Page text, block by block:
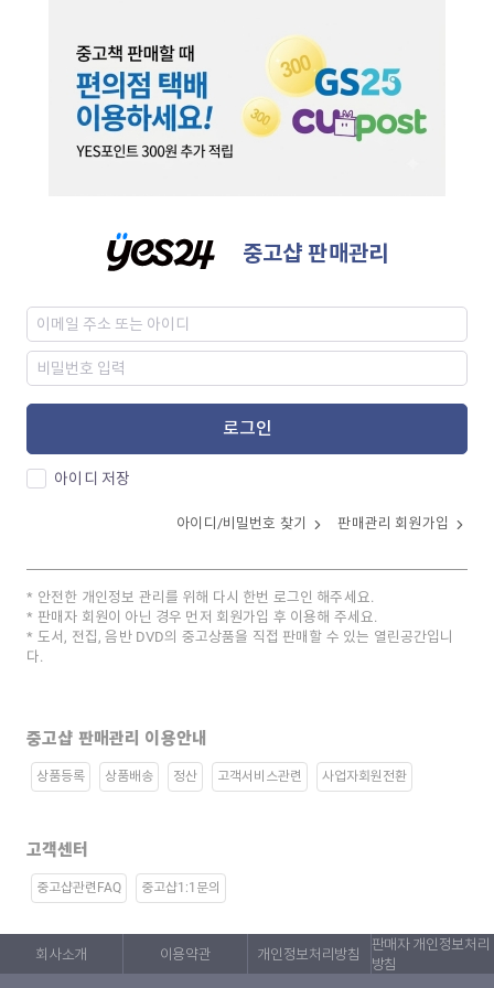
중고샵 판매관리
로그인
아이디 저장
아이디/비밀번호 찾기 판매관리 회원가입
안전한 개인정보 관리를 위해 다시 한번 로그인 해주세요.
판매자 회원이 아닌 경우 먼저 회원가입 후 이용해 주세요.
도서, 전집, 음반 DVD의 중고상품을 직접 판매할 수 있는 열린공간입니
다.
중고샵 판매관리 이용안내
상품등록 상품배송 정산 고객서비스관련 사업자회원전환
고객센터
중고샵관련FAQ 중고샵1:1문의
회사소개 이용약관 개인정보처리방침
판매자 개인정보처리
방침